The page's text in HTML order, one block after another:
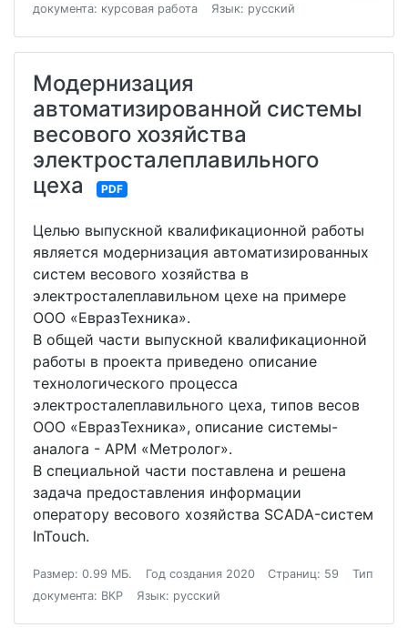
документа: курсовая работа
Язык: русский
Модернизация
автоматизированной системы
весового хозяйства
электросталеплавильного
цеха
PDF
Целью выпускной квалификационной работы
является модернизация автоматизированных
систем весового хозяйства в
электросталеплавильном цехе на примере
ООО «ЕвразТехника».
В общей части выпускной квалификационной
работы в проекта приведено описание
технологического процесса
электросталеплавильного цеха, типов весов
ООО «ЕвразТехника», описание системы-
аналога - АРМ «Метролог».
В специальной части поставлена и решена
задача предоставления информации
оператору весового хозяйства SCADA-систем
InTouch.
Размер: 0.99 МБ. Год создания 2020 Страниц: 59
Тип
документа: ВКР
Язык: русский